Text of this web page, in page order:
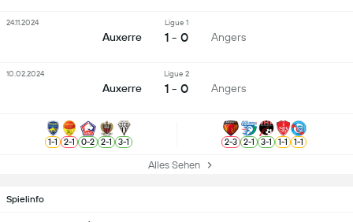
Spielinfo
Auxerre
Ligue 1
1 - 0 Angers
24.11.2024
Auxerre
Ligue 2
1 - 0 Angers
10.02.2024
1-1 2-1 0-2 2-1 3-1 2-3 2-1 3-1 1-1 1-1
Alles Sehen